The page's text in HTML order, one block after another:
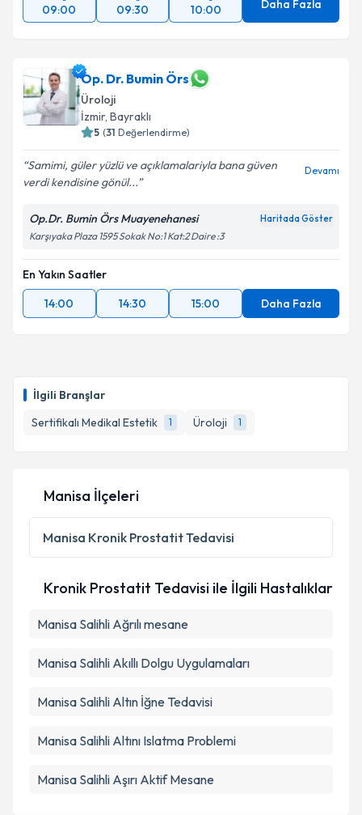
İlgili Branşlar
Sertifikalı Medikal Estetik
1 Üroloji 1
09:00 09:30 10:00 Daha Fazla
Op. Dr. Bumin Örs
Üroloji
İzmir, Bayraklı
5 (31 Değerlendirme)
Samimi, güler yüzlü ve açıklamalariyla bana güven
verdi kendisine gönül...
Devamı
Op.Dr. Bumin Örs Muayenehanesi Haritada Göster
Karşıyaka Plaza 1595 Sokak No:1 Kat:2 Daire :3
En Yakın Saatler
14:00
14:30 15:00 Daha Fazla
Manisa İlçeleri
Manisa Kronik Prostatit Tedavisi
Kronik Prostatit Tedavisi ile İlgili Hastalıklar
Manisa Salihli Ağrılı mesane
Manisa Salihli Akıllı Dolgu Uygulamaları
Manisa Salihli Altın İğne Tedavisi
Manisa Salihli Altını Islatma Problemi
Manisa Salihli Aşırı Aktif Mesane